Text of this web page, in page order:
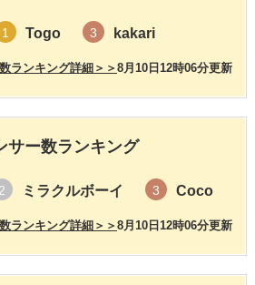
1 Togo 3 kakari
8月10日12時06分更新
ランキング詳細＞＞
サー数ランキング
2 ミラクルボーイ 3 Coco
8月10日12時06分更新
ランキング詳細＞＞